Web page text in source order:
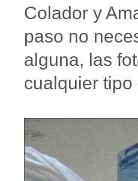
Colador y
paso no
alguna, las
cualquier tipo